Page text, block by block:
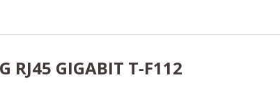
RJ45 GIGABIT T-F112